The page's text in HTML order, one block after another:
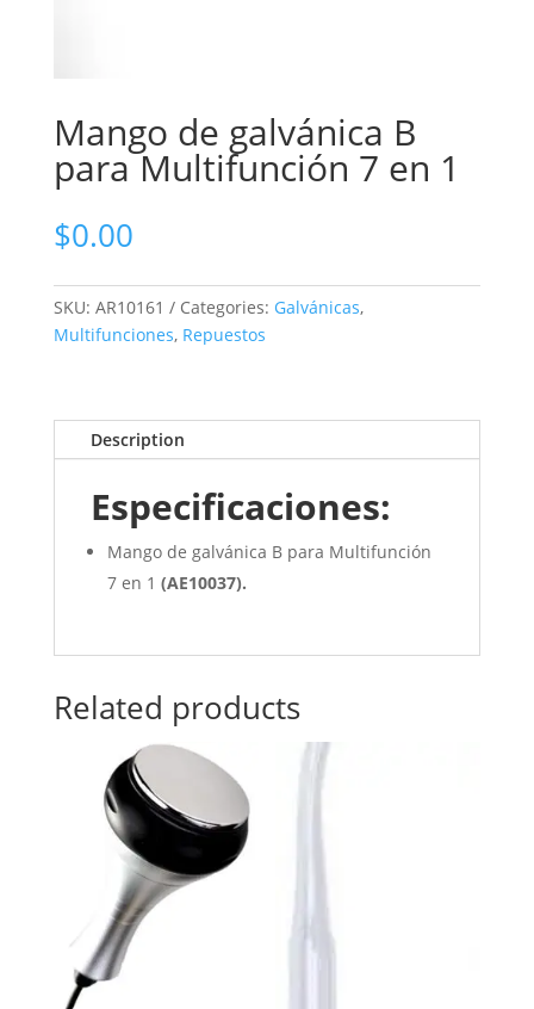
Mango de galvánica B
para Multifunción 7 en 1
$0.00
SKU: AR10161 Categories: Galvánicas,
Multifunciones, Repuestos
Description
Especificaciones:
Mango de galvánica B para Multifunción
7 en 1 (AE10037).
Related products